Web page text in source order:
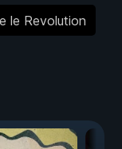
le Revolution